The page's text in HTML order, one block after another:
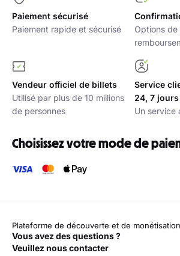
2.10 OMR
Pourquoi acheter avec
Paiement sécurisé
Paiement rapide et sécurisé
Options
Vendeur officiel de billets
Choisissez votre mode de